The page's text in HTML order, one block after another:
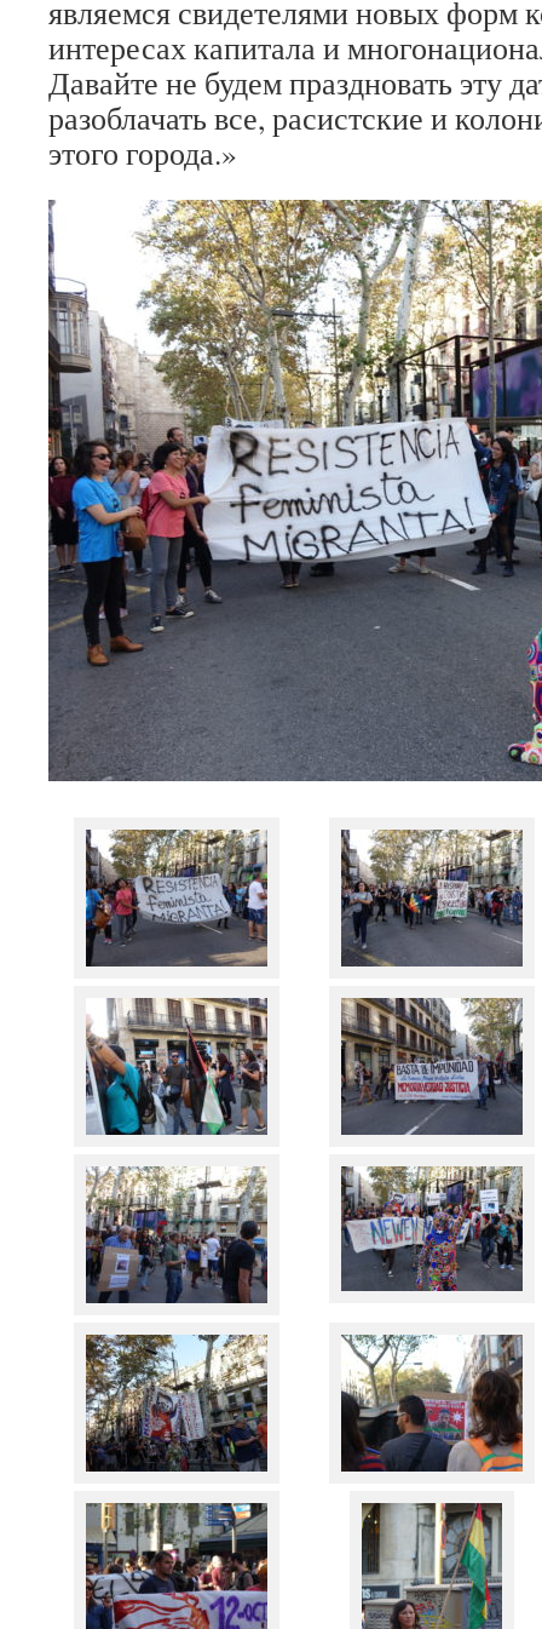
являемся свидетелями новых форм
интересах капитала и
Давайте не будем праздновать эту
разоблачать все, расистские и
этого города.»